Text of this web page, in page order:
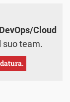
Cloud
suo team.